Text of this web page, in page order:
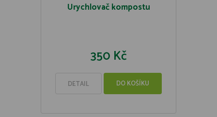
Urychlovač kompostu
350 Kč
DETAIL DO KOŠÍKU